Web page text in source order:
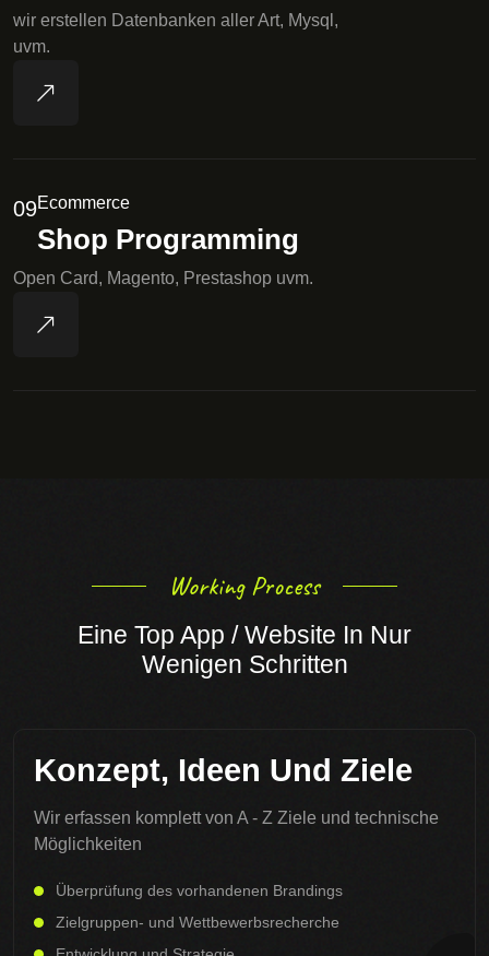
wir erstellen Datenbanken aller Art, Mysql,
uvm.
09Ecommerce
Shop Programming
Open Card, Magento, Prestashop uvm.
Working Process
Eine Top App / Website In Nur
Wenigen Schritten
Konzept, Ideen Und Ziele
Wir erfassen komplett von A - Z Ziele und technische
Möglichkeiten
Überprüfung des vorhandenen Brandings
Zielgruppen- und Wettbewerbsrecherche